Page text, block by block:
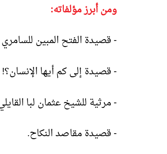
ومن أبرز مؤلفاته:
- قصيدة الفتح المبين
- قصيدة إلى كم أيها الإنسان؟!
- مرثية للشيخ عثمان لبا
- قصيدة مقاصد النكاح.